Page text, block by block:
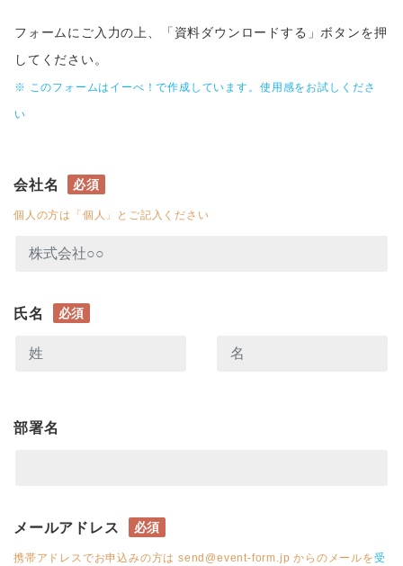
フォームにご入力の上、「資料ダウンロードする」ボタンを押
してください。
※ このフォームはイーべ！で作成しています。 使用感をお試しくださ
い
会社名 必須
個人の方は「個人」とご記入ください
氏名 必須
部署名
メールアドレス 必須
携帯アドレスでお申込みの方は send@event-form.jp からのメールを受